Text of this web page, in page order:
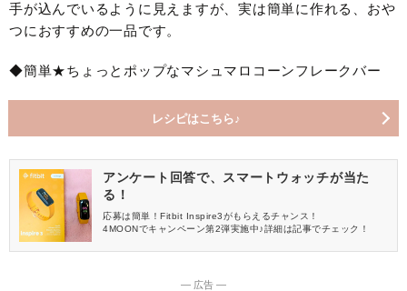
手が込んでいるように見えますが、実は簡単に作れる、おや
つにおすすめの一品です。
◆簡単★ちょっとポップなマシュマロコーンフレークバー
レシピはこちら♪
アンケート回答で、スマートウォッチが当た
る！
応募は簡単！Fitbit Inspire3がもらえるチャンス！
4MOONでキャンペーン第2弾実施中♪詳細は記事でチェック！
― 広告 ―